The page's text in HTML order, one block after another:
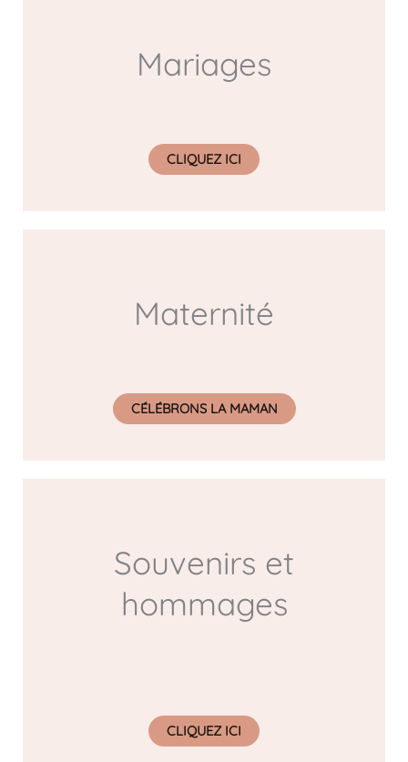
Mariages
CLIQUEZ ICI
Maternité
CÉLÉBRONS LA MAMAN
Souvenirs et
hommages
CLIQUEZ ICI